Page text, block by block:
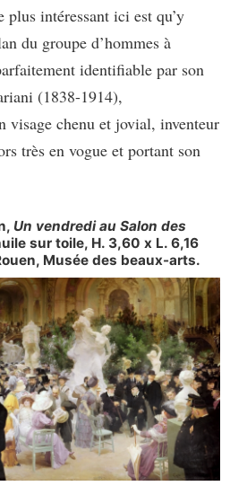
intéressant ici est qu’y
du groupe d’hommes à
identifiable par son
(1838-1914),
visage chenu et jovial, inventeur
très en vogue et portant son
Un vendredi au Salon des
sur toile, H. 3,60 x L. 6,16
Musée des beaux-arts.